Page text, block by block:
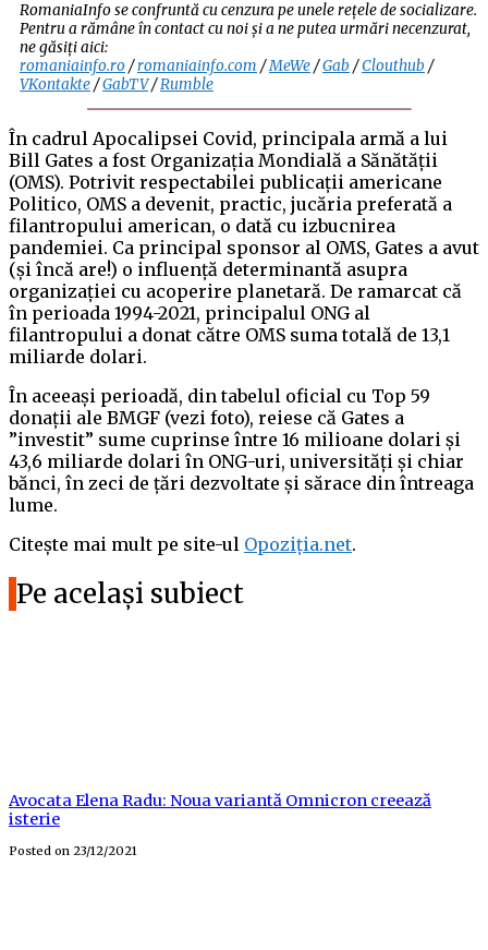
RomaniaInfo se confruntă cu cenzura pe unele rețele de socializare.
Pentru a rămâne în contact cu noi și a ne putea urmări necenzurat,
ne găsiți aici:
romaniainfo.ro/romaniainfo.com /MeWe/Gab /Clouthub /
VKontakte/GabTV/Rumble
În cadrul Apocalipsei Covid, principala armă a lui
Bill Gates a fost Organizația Mondială a Sănătății
(OMS). Potrivit respectabilei publicații americane
Politico, OMS a devenit, practic, jucăria preferată a
filantropului american, o dată cu izbucnirea
pandemiei. Ca principal sponsor al OMS, Gates a avut
(și încă are!) o influență determinantă asupra
organizației cu acoperire planetară. De ramarcat că
în perioada 1994-2021, principalul ONG al
filantropului a donat către OMS suma totală de 13,1
miliarde dolari.
În aceeași perioadă, din tabelul oficial cu Top 59
donații ale BMGF (vezi foto), reiese că Gates a
”investit” sume cuprinse între 16 milioane dolari și
43,6 miliarde dolari în ONG-uri, universități și chiar
bănci, în zeci de țări dezvoltate și sărace din întreaga
lume.
Citește mai mult pe site-ul Opoziția.net.
Pe același subiect
Avocata Elena Radu: Noua variantă Omnicron creează
isterie
Posted on 23/12/2021